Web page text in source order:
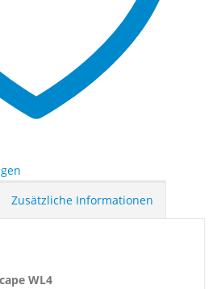
Zusätzliche Informationen
WL4